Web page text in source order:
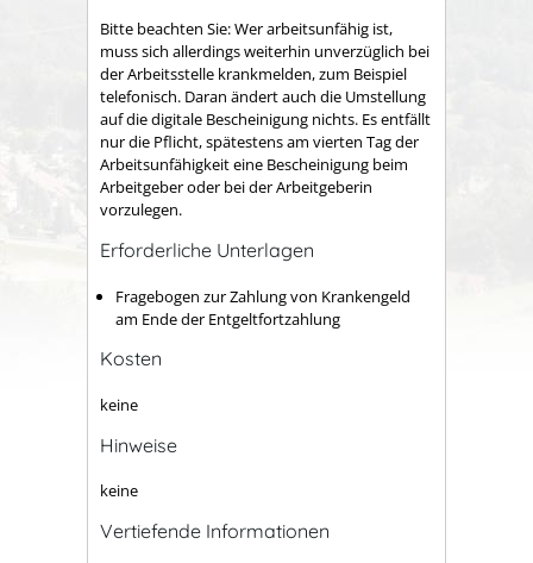
Bitte beachten Sie: Wer arbeitsunfähig ist,
muss sich allerdings weiterhin unverzüglich bei
der Arbeitsstelle krankmelden, zum Beispiel
telefonisch. Daran ändert auch die Umstellung
auf die digitale Bescheinigung nichts. Es entfällt
nur die Pflicht, spätestens am vierten Tag der
Arbeitsunfähigkeit eine Bescheinigung beim
Arbeitgeber oder bei der Arbeitgeberin
vorzulegen.
Erforderliche Unterlagen
Fragebogen zur Zahlung von Krankengeld
am Ende der Entgeltfortzahlung
Kosten
keine
Hinweise
keine
Vertiefende Informationen